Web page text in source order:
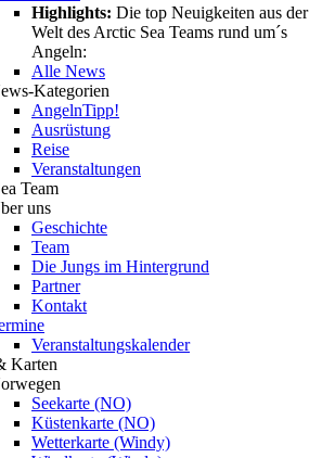
Highlights: Die top Neuigkeiten aus der
Welt des Arctic Sea Teams rund um´s
Angeln:
Alle News
Kategorien
AngelnTipp!
Ausrüstung
Reise
Veranstaltungen
Team
uns
Geschichte
Team
Die Jungs im Hintergrund
Partner
Kontakt
Veranstaltungskalender
Karten
Seekarte (NO)
Küstenkarte (NO)
Wetterkarte (Windy)